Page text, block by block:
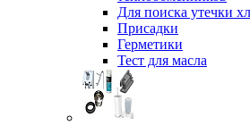
Для поиска утечки
Присадки
Герметики
Тест для масла